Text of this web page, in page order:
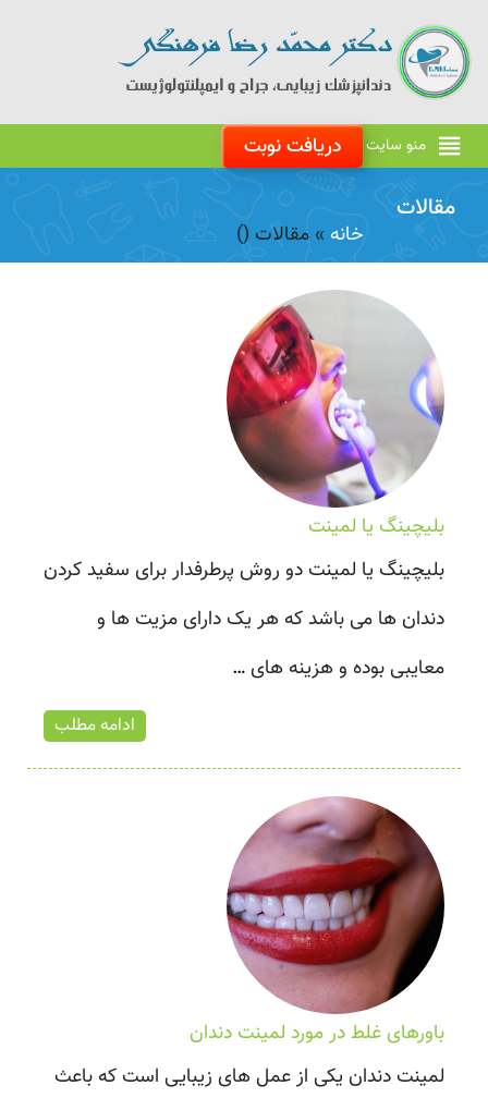
منو سایت دریافت نوبت
مقالات
خانه » مقالات ()
بلیچینگ یا لمینت
بلیچینگ یا لمینت دو روش پرطرفدار برای سفید کردن
دندان ها می باشد که هر یک دارای مزیت ها و
معایبی بوده و هزینه های…
ادامه مطلب
باورهای غلط در مورد لمینت دندان
لمینت دندان یکی از عمل های زیبایی است که باعث